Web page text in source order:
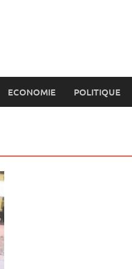
ECONOMIE POLITIQUE